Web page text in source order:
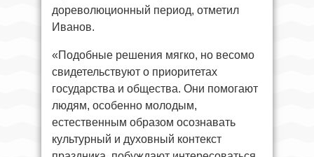
дореволюционный период, отметил
Иванов.
«Подобные решения мягко, но весомо
свидетельствуют о приоритетах
государства и общества. Они помогают
людям, особенно молодым,
естественным образом осознавать
культурный и духовный контекст